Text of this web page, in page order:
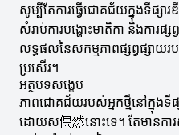
សូម្បីតែការធ្វើជោគជ័យក្នុងទីផ្សារ
សំរាប់ការបង្ហោះមាតិកា និងការផ្សព្
លទ្ធផលនៃសកម្មភាពផ្សព្វផ្សាយរប
ប្រសើរ។
អត្ថបទសង្ខេប
ភាពជោគជ័យរបស់អ្នកថ្មីនៅក្នុងទី
ដោយស偶然នោះទេ។ តែមានកា